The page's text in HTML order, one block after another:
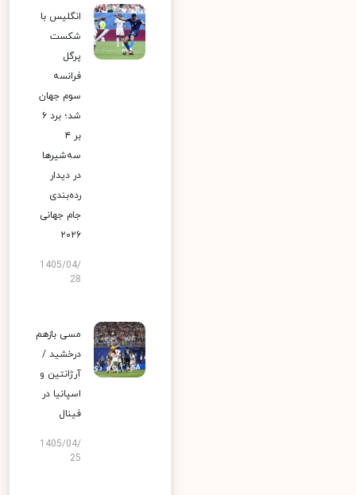
انگلیس با
شکست
پرگل
فرانسه
سوم جهان
شد؛ برد ۶
بر ۴
سه‌شیرها
در دیدار
رده‌بندی
جام جهانی
۲۰۲۶
1405/04/
28
مسی بازهم
درخشید /
آرژانتین و
اسپانیا در
فینال
1405/04/
25